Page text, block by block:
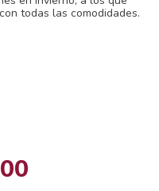
todas las comodidades.